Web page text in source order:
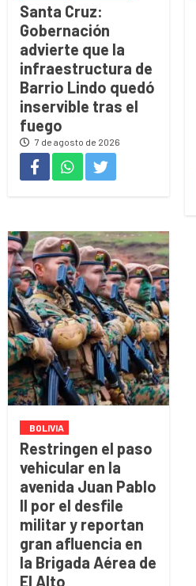
Santa Cruz:
Gobernación
advierte que la
infraestructura de
Barrio Lindo quedó
inservible tras el
fuego
7 de agosto de 2026
BOLIVIA
Restringen el paso
vehicular en la
avenida Juan Pablo
II por el desfile
militar y reportan
gran afluencia en
la Brigada Aérea de
El Alto